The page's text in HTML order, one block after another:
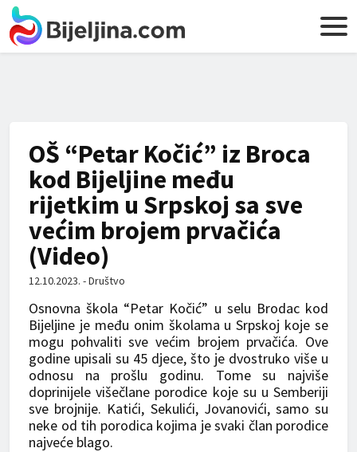
OŠ “Petar Kočić” iz Broca
kod Bijeljine među
rijetkim u Srpskoj sa sve
većim brojem prvačića
(Video)
12.10.2023. - Društvo
Osnovna škola “Petar Kočić” u selu Brodac kod
Bijeljine je među onim školama u Srpskoj koje se
mogu pohvaliti sve većim brojem prvačića. Ove
godine upisali su 45 djece, što je dvostruko više u
odnosu na prošlu godinu. Tome su najviše
doprinijele višečlane porodice koje su u Semberiji
sve brojnije. Katići, Sekulići, Јovanovići, samo su
neke od tih porodica kojima je svaki član porodice
najveće blago.